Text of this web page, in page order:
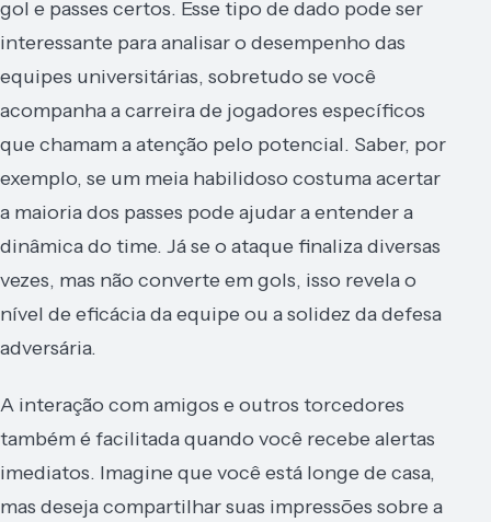
gol e passes certos. Esse tipo de dado pode ser
interessante para analisar o desempenho das
equipes universitárias, sobretudo se você
acompanha a carreira de jogadores específicos
que chamam a atenção pelo potencial. Saber, por
exemplo, se um meia habilidoso costuma acertar
a maioria dos passes pode ajudar a entender a
dinâmica do time. Já se o ataque finaliza diversas
vezes, mas não converte em gols, isso revela o
nível de eficácia da equipe ou a solidez da defesa
adversária.
A interação com amigos e outros torcedores
também é facilitada quando você recebe alertas
imediatos. Imagine que você está longe de casa,
mas deseja compartilhar suas impressões sobre a